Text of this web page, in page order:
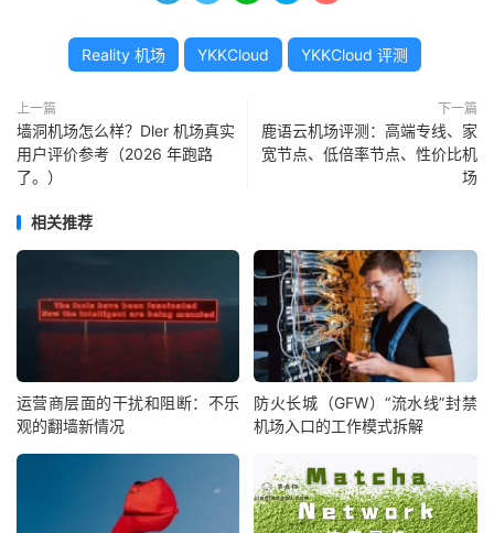
Reality 机场 YKKCloud YKKCloud 评测
上一篇
墙洞机场怎么样？Dler 机场真实
用户评价参考（2026 年跑路
了。）
下一篇
鹿语云机场评测：高端专线、家
宽节点、低倍率节点、性价比机
场
相关推荐
运营商层面的干扰和阻断：不乐
观的翻墙新情况
防火长城（GFW）“流水线”封禁
机场入口的工作模式拆解